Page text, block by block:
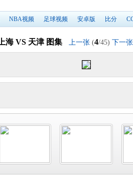
NBA视频 足球视频 安卓版 比分
上海 VS 天津 图集 上一张 (4/45) 下一张